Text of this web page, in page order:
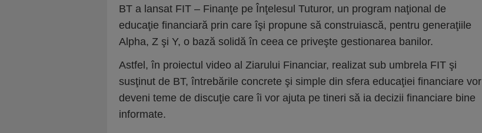
BT a lansat FIT – Finanţe pe Înţelesul Tuturor, un program naţional de
educaţie financiară prin care îşi propune să construiască, pentru generaţiile
Alpha, Z şi Y, o bază solidă în ceea ce priveşte gestionarea banilor.
Astfel, în proiectul video al Ziarului Financiar, realizat sub umbrela FIT şi
susţinut de BT, întrebările concrete şi simple din sfera educaţiei financiare vor
deveni teme de discuţie care îi vor ajuta pe tineri să ia decizii financiare bine
informate.